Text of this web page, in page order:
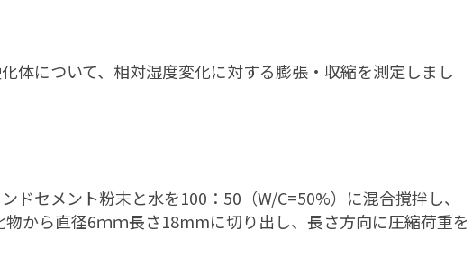
体について、相対湿度変化に対する膨張・収縮を測定しまし
ドセメント粉末と水を100：50（W/C=50%）に混合撹拌し、
から直径6ｍｍ長さ18mmに切り出し、長さ方向に圧縮荷重を